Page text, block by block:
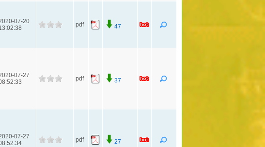
07-20
pdf 47
07-27
pdf 37
07-27
pdf 27